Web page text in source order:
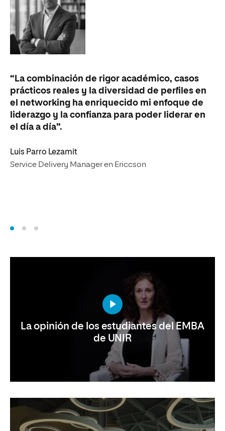
“La combinación de rigor académico, casos
prácticos reales y la diversidad de perfiles en
el networking ha enriquecido mi enfoque de
liderazgo y la confianza para poder liderar en
el día a día”.
Luis Parro Lezamit
Service Delivery Manager en Ericcson
La opinión de los estudiantes del EMBA
de UNIR